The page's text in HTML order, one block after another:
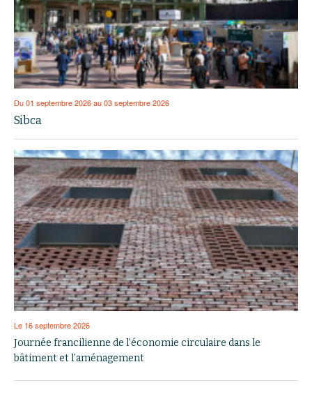
Du 01 septembre 2026 au 03 septembre 2026
Sibca
Le 16 septembre 2026
Journée francilienne de l’économie circulaire dans le
bâtiment et l’aménagement